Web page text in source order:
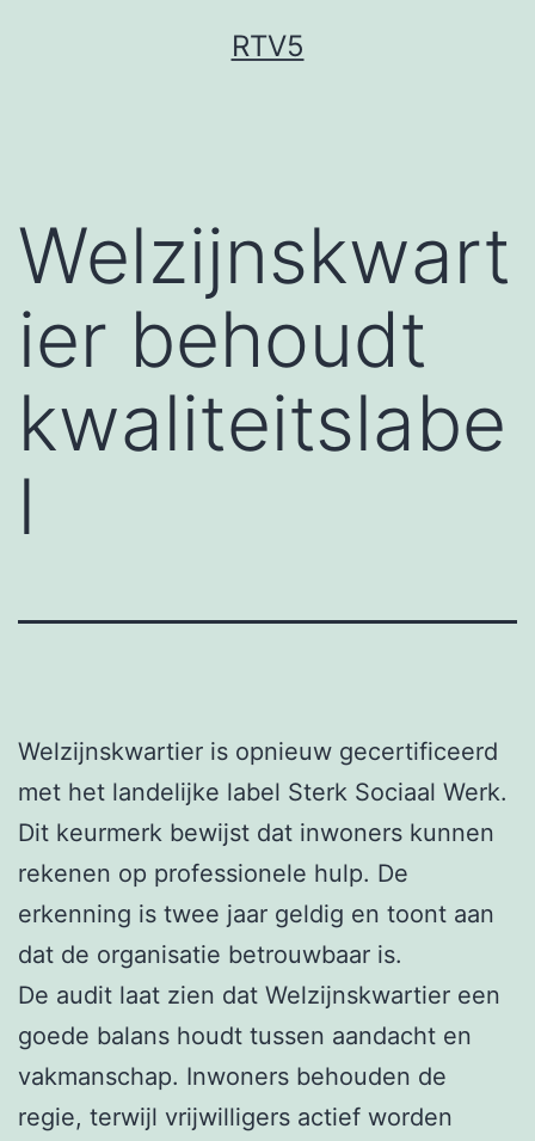
RTV5
Welzijnskwart
ier behoudt
kwaliteitslabe
l
Welzijnskwartier is opnieuw gecertificeerd
met het landelijke label Sterk Sociaal Werk.
Dit keurmerk bewijst dat inwoners kunnen
rekenen op professionele hulp. De
erkenning is twee jaar geldig en toont aan
dat de organisatie betrouwbaar is.
De audit laat zien dat Welzijnskwartier een
goede balans houdt tussen aandacht en
vakmanschap. Inwoners behouden de
regie, terwijl vrijwilligers actief worden